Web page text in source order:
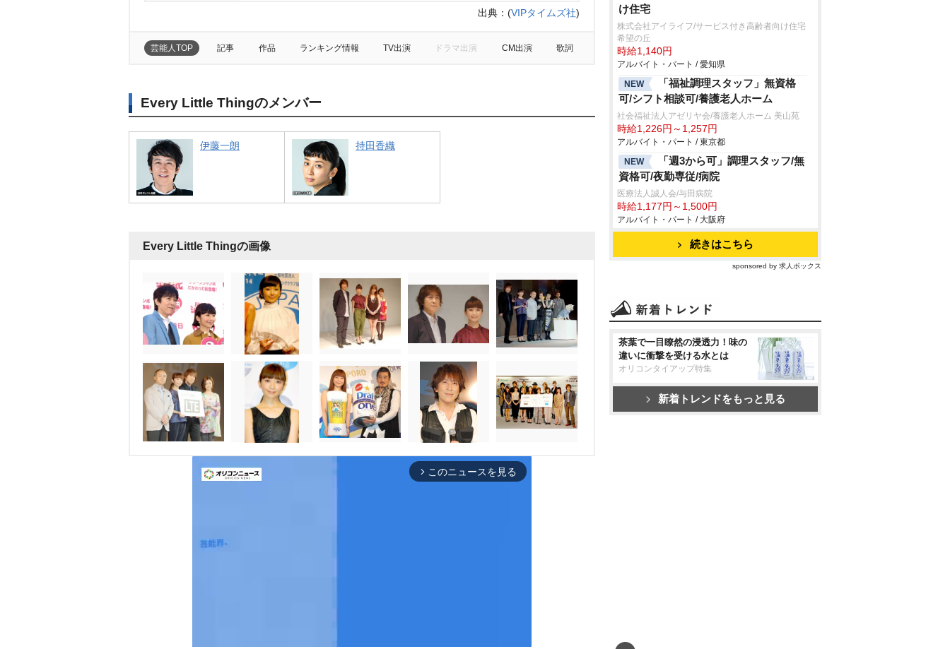
出典： (VIPタイムズ社)
芸能人TOP 記事 作品 ランキング情報 TV出演 ドラマ出演 CM出演 歌詞
Every Little Thingのメンバー
伊藤一朗 持田香織
Every Little Thingの画像
arrow_forward_ios このニュースを見る
け住宅
株式会社アイライフ/サービス付き高齢者向け住宅
希望の丘
時給1,140円
アルバイト・パート / 愛知県
NEW
「福祉調理スタッフ」無資格
可/シフト相談可/養護老人ホーム
社会福祉法人アゼリヤ会/養護老人ホーム 美山苑
時給1,226円～1,257円
アルバイト・パート / 東京都
NEW
「週3から可」調理スタッフ/無
資格可/夜勤専従/病院
医療法人誠人会/与田病院
時給1,177円～1,500円
アルバイト・パート / 大阪府
続きはこちら
sponsored by 求人ボックス
茶葉で一目瞭然の浸透力！味の
違いに衝撃を受ける水とは
オリコンタイアップ特集
新着トレンドをもっと見る